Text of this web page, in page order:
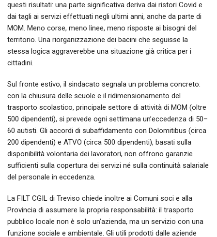
questi risultati: una parte significativa deriva dai ristori Covid e
dai tagli ai servizi effettuati negli ultimi anni, anche da parte di
MOM. Meno corse, meno linee, meno risposte ai bisogni del
territorio. Una riorganizzazione dei bacini che seguisse la
stessa logica aggraverebbe una situazione già critica per i
cittadini.
Sul fronte estivo, il sindacato segnala un problema concreto:
con la chiusura delle scuole e il ridimensionamento del
trasporto scolastico, principale settore di attività di MOM (oltre
500 dipendenti), si prevede ogni settimana un’eccedenza di 50–
60 autisti. Gli accordi di subaffidamento con Dolomitibus (circa
200 dipendenti) e ATVO (circa 500 dipendenti), basati sulla
disponibilità volontaria dei lavoratori, non offrono garanzie
sufficienti sulla copertura dei servizi né sulla continuità salariale
del personale in eccedenza.
La FILT CGIL di Treviso chiede inoltre ai Comuni soci e alla
Provincia di assumere la propria responsabilità: il trasporto
pubblico locale non è solo un’azienda, ma un servizio con una
funzione sociale e ambientale. Gli utili prodotti dalle aziende